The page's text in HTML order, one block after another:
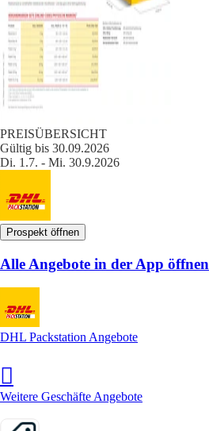
PREISÜBERSICHT
Gültig bis 30.09.2026
Di. 1.7. - Mi. 30.9.2026
Prospekt öffnen
Alle Angebote in der App öffnen
DHL Packstation Angebote
Weitere Geschäfte Angebote